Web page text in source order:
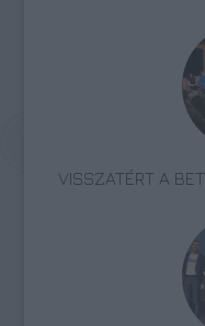
VISSZATÉRT A